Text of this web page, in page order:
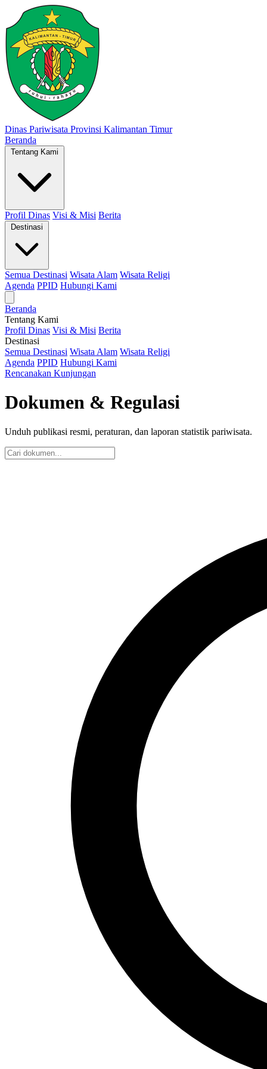
Dinas Pariwisata Provinsi Kalimantan Timur
Beranda
Tentang Kami
Profil Dinas Visi & Misi Berita
Destinasi
Semua Destinasi Wisata Alam Wisata Religi
Agenda PPID Hubungi Kami
Beranda
Tentang Kami
Profil Dinas Visi & Misi Berita
Destinasi
Semua Destinasi Wisata Alam Wisata Religi
Agenda PPID Hubungi Kami
Rencanakan Kunjungan
Dokumen & Regulasi
Unduh publikasi resmi, peraturan, dan laporan statistik pariwisata.